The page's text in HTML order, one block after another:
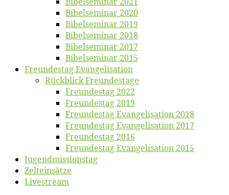
Bi­bel­se­mi­nar 2020
Bi­bel­se­mi­nar 2019
Bi­bel­se­mi­nar 2018
Bibelsemi­nar 2017
Bibelsemi­nar 2015
Freun­des­tag Evangelisation
Rück­blick Freundestage
Freun­des­tag 2022
Freun­des­tag 2019
Freun­des­tag Evan­ge­li­sa­ti­on 2018
Freun­des­tag Evan­ge­li­sa­ti­on 2017
Freun­des­tag 2016
Freun­des­tag Evan­ge­li­sa­ti­on 2015
Jugend­mis­sions­tag
Zelt­ein­sät­ze
Live­stream